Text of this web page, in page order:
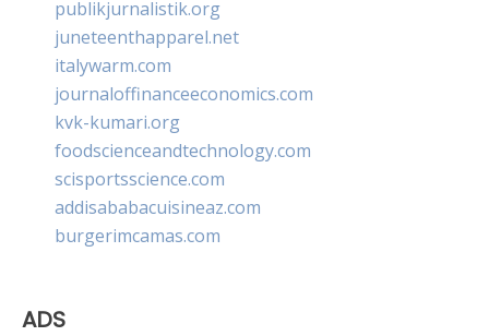
publikjurnalistik.org
juneteenthapparel.net
italywarm.com
journaloffinanceeconomics.com
kvk-kumari.org
foodscienceandtechnology.com
scisportsscience.com
addisababacuisineaz.com
burgerimcamas.com
ADS